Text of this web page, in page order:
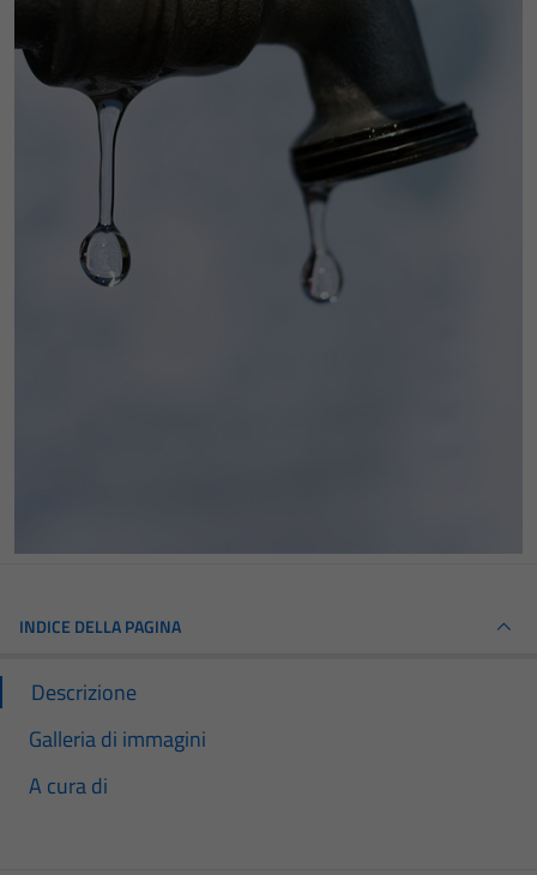
INDICE DELLA PAGINA
Descrizione
Galleria di immagini
A cura di